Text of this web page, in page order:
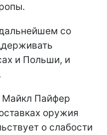
со
и Польши, и
Майкл Пайфер
оружия
о слабости